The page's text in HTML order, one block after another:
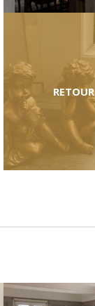
RETOUR